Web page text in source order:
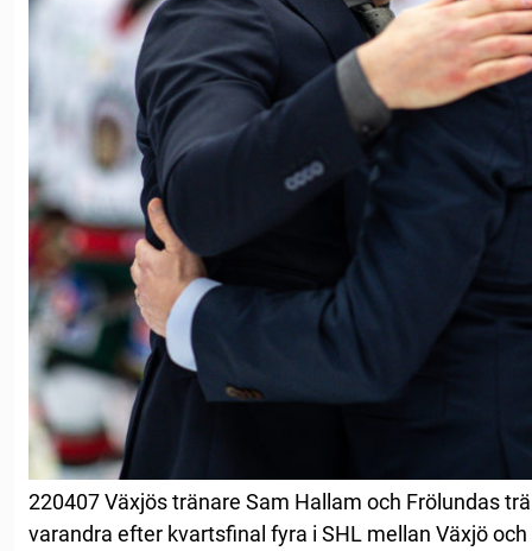
220407 Växjös tränare Sam Hallam och Frölundas
varandra efter kvartsfinal fyra i SHL mellan Växjö